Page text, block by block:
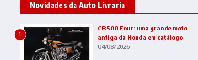
Novidades da Auto Livraria
1
CB 500 Four: uma grande moto
antiga da Honda em catálogo
04/08/2026